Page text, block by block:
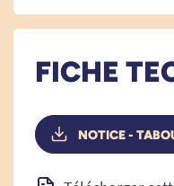
à se maintenir
votre autonomie
rassurant proches
La sécurité
douche sans
FICHE
NOTICE -